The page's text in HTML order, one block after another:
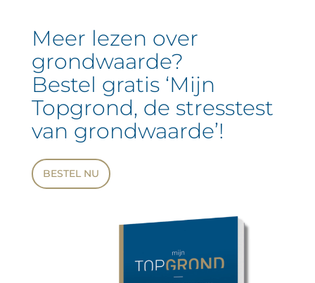
Meer lezen over
grondwaarde?
Bestel gratis ‘Mijn
Topgrond, de stresstest
van grondwaarde’!
BESTEL NU